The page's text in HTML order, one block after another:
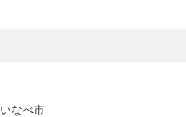
なべ市